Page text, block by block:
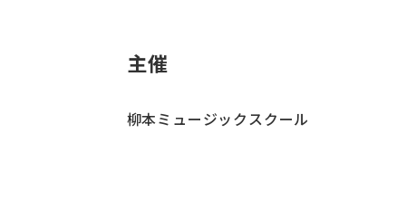
主催
柳本ミュージックスクール